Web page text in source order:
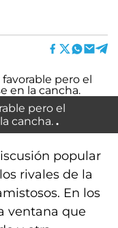
pero el
cancha.
popular
rivales de la
En los
ventana que